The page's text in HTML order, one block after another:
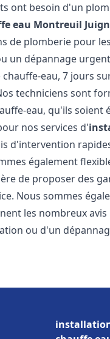
ont besoin d'un
eau Montreuil
de plomberie pour
un dépannage
eau, 7 jours
techniciens sont
eau, qu'ils soient
nos services d'
d'intervention
également
de proposer des
Nous sommes
les nombreux
ou d'un